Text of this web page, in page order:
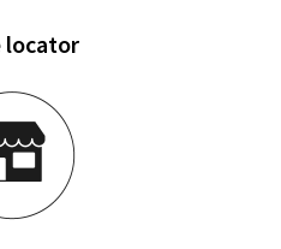
locator